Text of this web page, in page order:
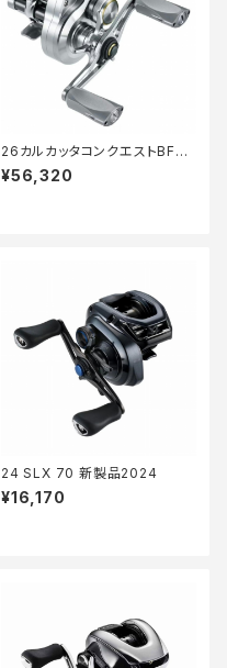
26カルカッタコンクエストBFS
LTD XG L
¥56,320
24 SLX 70 新製品2024
¥16,170